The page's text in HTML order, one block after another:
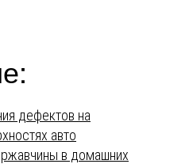
дефектов на
авто
в домашних